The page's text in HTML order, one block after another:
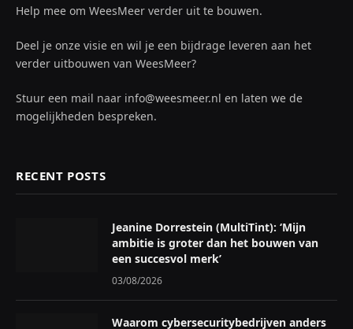
Help mee om WeesMeer verder uit te bouwen.
Deel je onze visie en wil je een bijdrage leveren aan het
verder uitbouwen van WeesMeer?
Stuur een mail naar info@weesmeer.nl en laten we de
mogelijkheden bespreken.
RECENT POSTS
Jeanine Dorrestein (MultiTint): ‘Mijn
ambitie is groter dan het bouwen van
een succesvol merk’
03/08/2026
Waarom cybersecuritybedrijven anders